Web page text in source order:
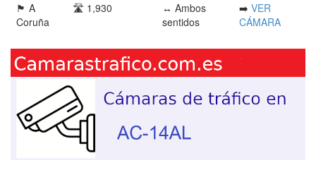
🏴󠁭󠁶󠁳󠁣󠁿 A
Coruña
🛣️ 1,930
↔️ Ambos
sentidos
➡️ VER
CÁMARA